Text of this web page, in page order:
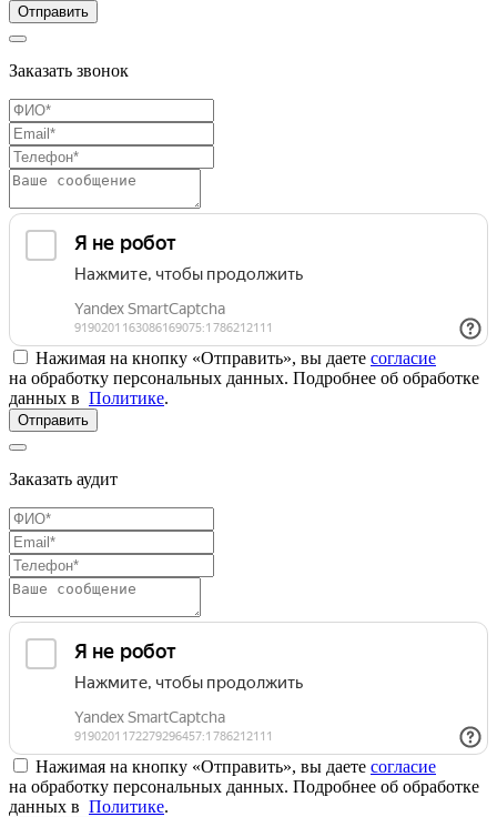
Отправить
Заказать звонок
Нажимая на кнопку «Отправить», вы даете согласие
на обработку персональных данных. Подробнее об обработке
данных в Политике.
Отправить
Заказать аудит
Нажимая на кнопку «Отправить», вы даете согласие
на обработку персональных данных. Подробнее об обработке
данных в Политике.